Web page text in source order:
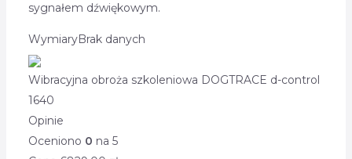
sygnałem dźwiękowym.
WymiaryBrak danych
Wibracyjna obroża szkoleniowa DOGTRACE d-control
1640
Opinie
Oceniono 0 na 5